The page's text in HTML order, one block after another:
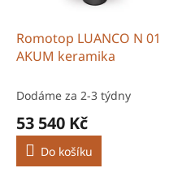
Romotop LUANCO N 01
AKUM keramika
Dodáme za 2-3 týdny
53 540 Kč
Do košíku